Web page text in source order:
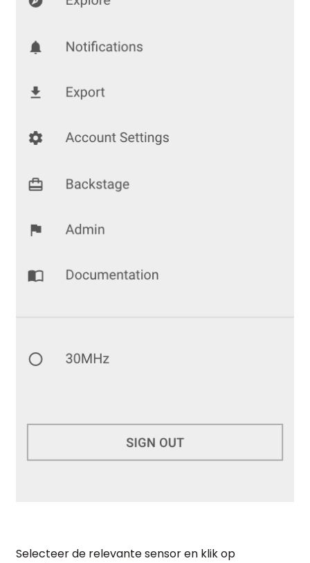
Selecteer de relevante sensor en klik op